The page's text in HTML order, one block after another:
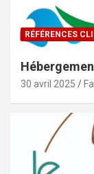
RÉFÉRENCES
30 avril 2025